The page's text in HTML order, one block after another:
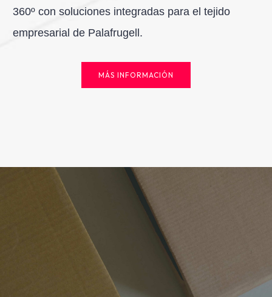
360º con soluciones integradas para el tejido
empresarial de Palafrugell.
MÁS INFORMACIÓN